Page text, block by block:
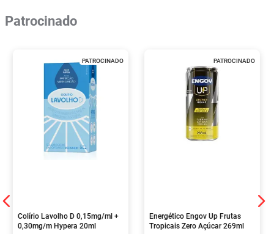
Patrocinado
PATROCINADO
Colírio Lavolho D 0,15mg/ml +
0,30mg/m Hypera 20ml
PATROCINADO
Energético Engov Up Frutas
Tropicais Zero Açúcar 269ml